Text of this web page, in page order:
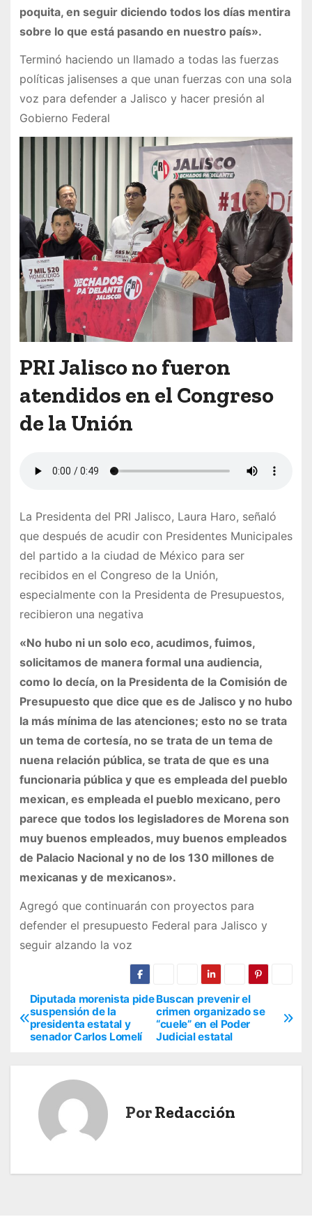
poquita, en seguir diciendo todos los días mentira
sobre lo que está pasando en nuestro país».
Terminó haciendo un llamado a todas las fuerzas
políticas jalisenses a que unan fuerzas con una sola
voz para defender a Jalisco y hacer presión al
Gobierno Federal
PRI Jalisco no fueron
atendidos en el Congreso
de la Unión
La Presidenta del PRI Jalisco, Laura Haro, señaló
que después de acudir con Presidentes Municipales
del partido a la ciudad de México para ser
recibidos en el Congreso de la Unión,
especialmente con la Presidenta de Presupuestos,
recibieron una negativa
«No hubo ni un solo eco, acudimos, fuimos,
solicitamos de manera formal una audiencia,
como lo decía, on la Presidenta de la Comisión de
Presupuesto que dice que es de Jalisco y no hubo
la más mínima de las atenciones; esto no se trata
un tema de cortesía, no se trata de un tema de
nuena relación pública, se trata de que es una
funcionaria pública y que es empleada del pueblo
mexican, es empleada el pueblo mexicano, pero
parece que todos los legisladores de Morena son
muy buenos empleados, muy buenos empleados
de Palacio Nacional y no de los 130 millones de
mexicanas y de mexicanos».
Agregó que continuarán con proyectos para
defender el presupuesto Federal para Jalisco y
seguir alzando la voz
N
a
c
Buscan prevenir el
crimen organizado se
“cuele” en el Poder
Judicial estatal
Diputada morenista pide
suspensión de la
presidenta estatal y
senador Carlos Lomelí
PorRedacción